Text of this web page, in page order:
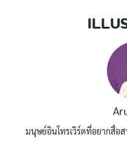
มนุษย์อินโทรเวิร์ตที่อยากสื่อ